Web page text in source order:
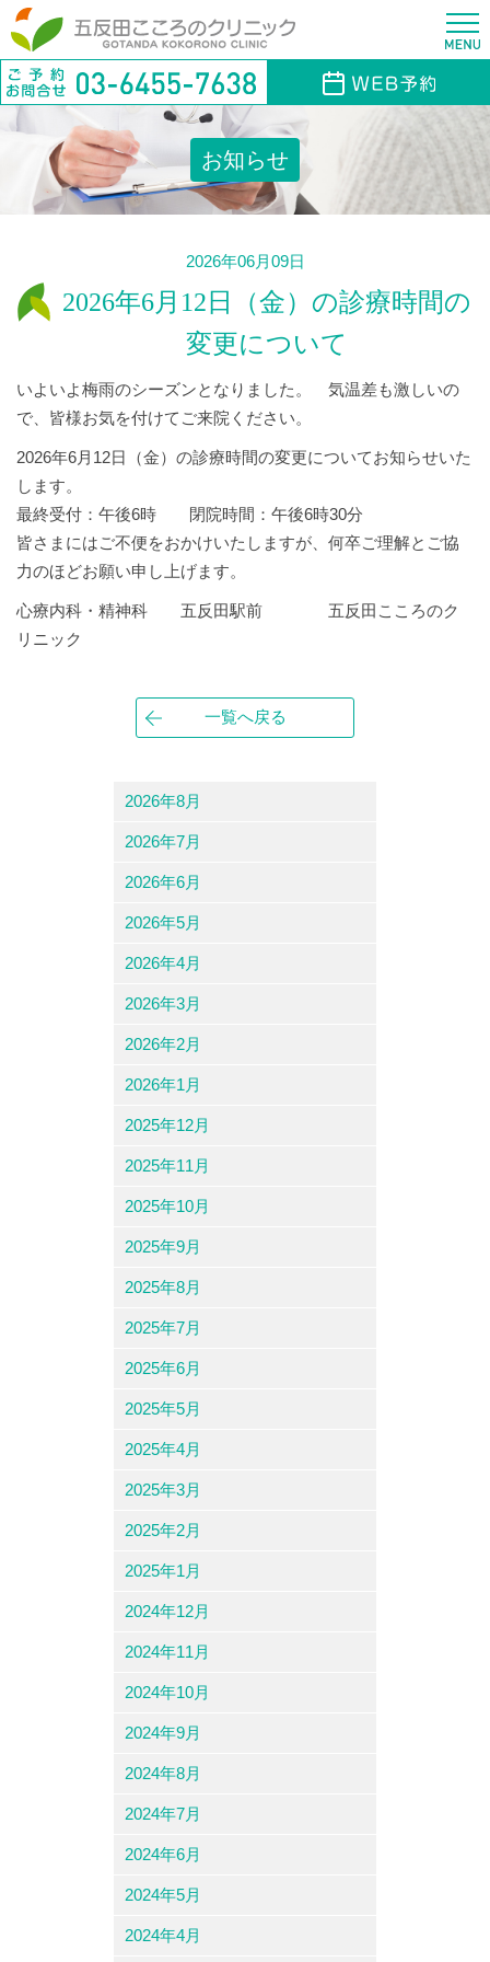
お知らせ
2026年06月09日
2026年6月12日（金）の診療時間の
変更について
いよいよ梅雨のシーズンとなりました。 気温差も激しいの
で、皆様お気を付けてご来院ください。
2026年6月12日（金）の診療時間の変更についてお知らせいた
します。
最終受付：午後6時 閉院時間：午後6時30分
皆さまにはご不便をおかけいたしますが、何卒ご理解とご協
力のほどお願い申し上げます。
心療内科・精神科 五反田駅前 五反田こころのク
リニック
一覧へ戻る
2026年8月
2026年7月
2026年6月
2026年5月
2026年4月
2026年3月
2026年2月
2026年1月
2025年12月
2025年11月
2025年10月
2025年9月
2025年8月
2025年7月
2025年6月
2025年5月
2025年4月
2025年3月
2025年2月
2025年1月
2024年12月
2024年11月
2024年10月
2024年9月
2024年8月
2024年7月
2024年6月
2024年5月
2024年4月